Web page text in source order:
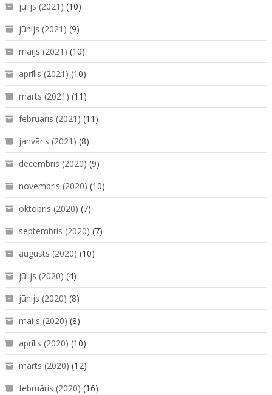
jūlijs (2021) (10)
jūnijs (2021) (9)
maijs (2021) (10)
aprīlis (2021) (10)
marts (2021) (11)
februāris (2021) (11)
janvāris (2021) (8)
decembris (2020) (9)
novembris (2020) (10)
oktobris (2020) (7)
septembris (2020) (7)
augusts (2020) (10)
jūlijs (2020) (4)
jūnijs (2020) (8)
maijs (2020) (8)
aprīlis (2020) (10)
marts (2020) (12)
februāris (2020) (16)